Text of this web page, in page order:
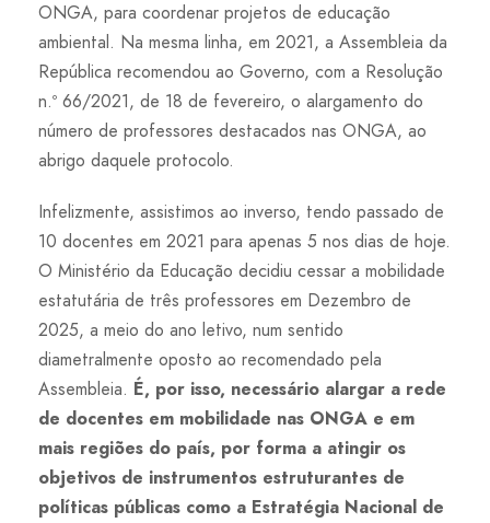
ONGA, para coordenar projetos de educação
ambiental. Na mesma linha, em 2021, a Assembleia da
República recomendou ao Governo, com a Resolução
n.º 66/2021, de 18 de fevereiro, o alargamento do
número de professores destacados nas ONGA, ao
abrigo daquele protocolo.
Infelizmente, assistimos ao inverso, tendo passado de
10 docentes em 2021 para apenas 5 nos dias de hoje.
O Ministério da Educação decidiu cessar a mobilidade
estatutária de três professores em Dezembro de
2025, a meio do ano letivo, num sentido
diametralmente oposto ao recomendado pela
Assembleia. É, por isso, necessário alargar a rede
de docentes em mobilidade nas ONGA e em
mais regiões do país, por forma a atingir os
objetivos de instrumentos estruturantes de
políticas públicas como a Estratégia Nacional de